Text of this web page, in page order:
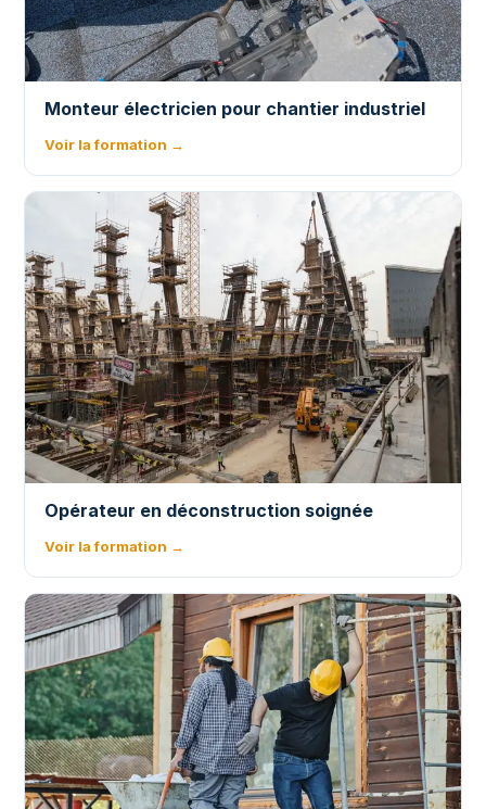
Monteur électricien pour chantier industriel
Voir la formation →
Opérateur en déconstruction soignée
Voir la formation →